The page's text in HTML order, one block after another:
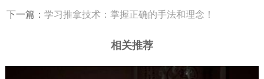
下一篇：学习推拿技术：掌握正确的手法和理念！
相关推荐